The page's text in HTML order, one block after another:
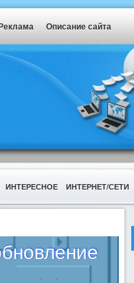
Реклама Описание сайта
ИНТЕРЕСНОЕ ИНТЕРНЕТ/СЕТИ